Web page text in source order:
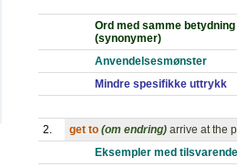
Ord med samme betydning
(synonymer)
Anvendelsesmønster
Mindre spesifikke uttrykk
2. get to (om endring) arrive at the
Eksempler med